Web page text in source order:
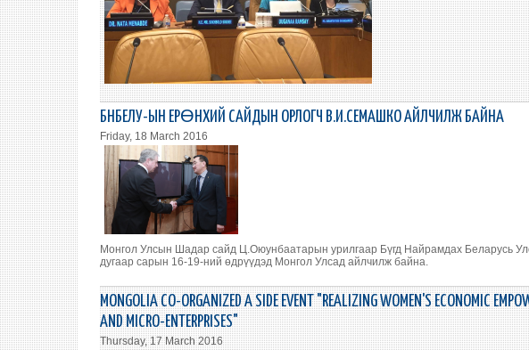
БНБЕЛУ-ЫН ЕРӨНХИЙ САЙДЫН ОРЛОГЧ В.И.СЕМАШКО АЙЛЧИЛЖ БАЙНА
Friday, 18 March 2016
Монгол Улсын Шадар сайд Ц.Оюунбаатарын урилгаар Бүгд Найрамдах Беларусь
дугаар сарын 16-19-ний өдрүүдэд Монгол Улсад айлчилж байна.
MONGOLIA CO-ORGANIZED A SIDE EVENT "REALIZING WOMEN'S ECONOMIC
AND MICRO-ENTERPRISES"
Thursday, 17 March 2016